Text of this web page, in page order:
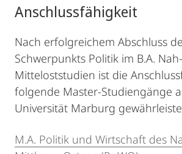
Anschlussfähigkeit
Nach erfolgreichem Abschluss
Schwerpunkts Politik im B.A.
Mitteloststudien ist die
folgende Master-Studiengänge
Universität Marburg
M.A. Politik und Wirtschaft des